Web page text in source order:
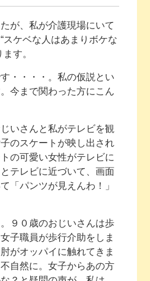
が、私が介護現場にいて
ケベな人はあまりボケな
ます。
・・・・。私の仮説とい
今まで関わった方にこん
いさんと私がテレビを観
のスケートが映し出され
の可愛い女性がテレビに
テレビに近づいて、画面
「パンツが見えんわ！」
９０歳のおじいさんは歩
子職員が歩行介助をしま
がオッパイに触れてきま
自然に。女子からあの方